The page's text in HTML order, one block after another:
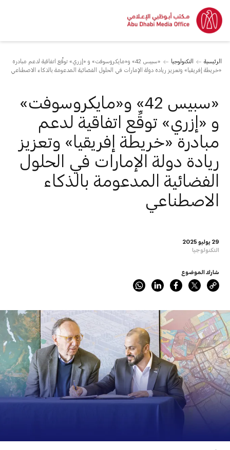
الرئيسية التكنولوجيا
«سبيس 42» و«مايكروسوفت» و «إزري» توقِّع اتفاقية لدعم مبادرة
«خريطة إفريقيا» وتعزيز ريادة دولة الإمارات في الحلول الفضائية المدعومة بالذكاء الاصطناعي
29 يوليو 2025
التكنولوجيا
«سبيس 42» و«مايكروسوفت»
و «إزري» توقِّع اتفاقية لدعم
مبادرة «خريطة إفريقيا» وتعزيز
ريادة دولة الإمارات في الحلول
الفضائية المدعومة بالذكاء
الاصطناعي
شارك الموضوع